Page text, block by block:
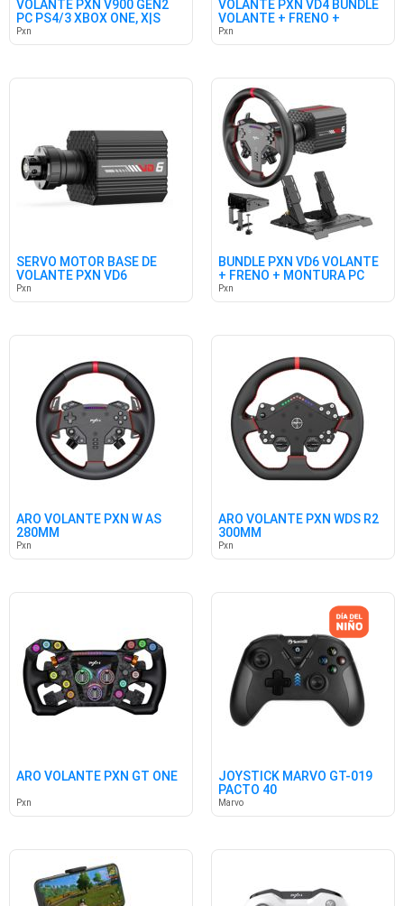
VOLANTE PXN V900 GEN2
PC PS4/3 XBOX ONE, X|S
Pxn
VOLANTE PXN VD4 BUNDLE
VOLANTE + FRENO +
MONTURA
Pxn
SERVO MOTOR BASE DE
VOLANTE PXN VD6
Pxn
BUNDLE PXN VD6 VOLANTE
+ FRENO + MONTURA PC
Pxn
ARO VOLANTE PXN W AS
280MM
Pxn
ARO VOLANTE PXN WDS R2
300MM
Pxn
ARO VOLANTE PXN GT ONE
Pxn
JOYSTICK MARVO GT-019
PACTO 40
Marvo